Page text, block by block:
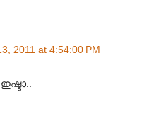
2011 at 4:54:00 PM